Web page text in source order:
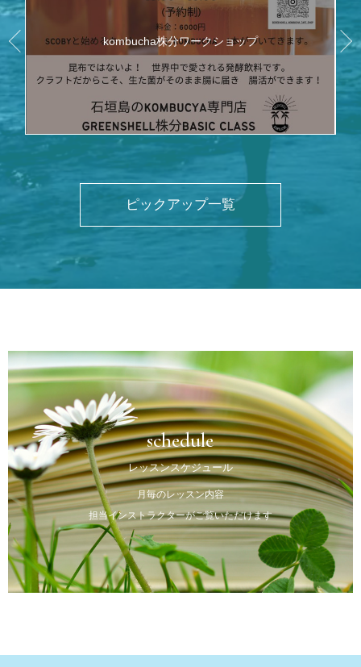
kombucha株分ワークショップ
ピックアップ一覧
schedule
レッスンスケジュール
月毎のレッスン内容
担当インストラクターがご覧いただけます